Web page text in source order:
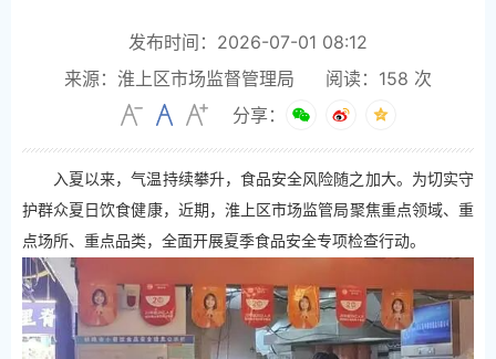
发布时间：2026-07-01 08:12
来源：淮上区市场监督管理局
阅读： 158 次
分享：
入夏以来，气温持续攀升，食品安全风险随之加大。为切实守
护群众夏日饮食健康，近期，淮上区市场监管局聚焦重点领域、重
点场所、重点品类，全面开展夏季食品安全专项检查行动。